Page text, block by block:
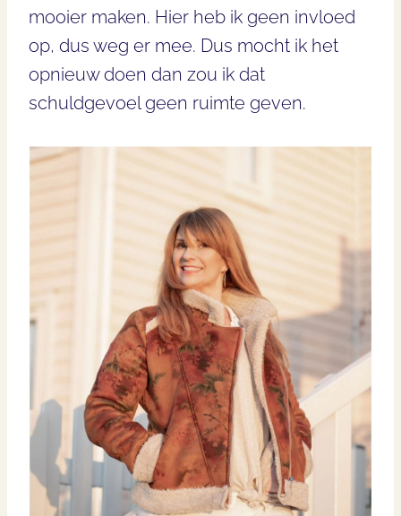
mooier maken. Hier heb ik geen invloed
op, dus weg er mee. Dus mocht ik het
opnieuw doen dan zou ik dat
schuldgevoel geen ruimte geven.